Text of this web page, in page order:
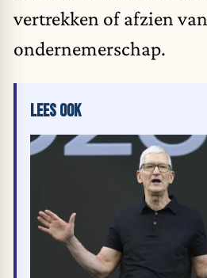
vertrekken of afzien van
ondernemerschap.
LEES OOK